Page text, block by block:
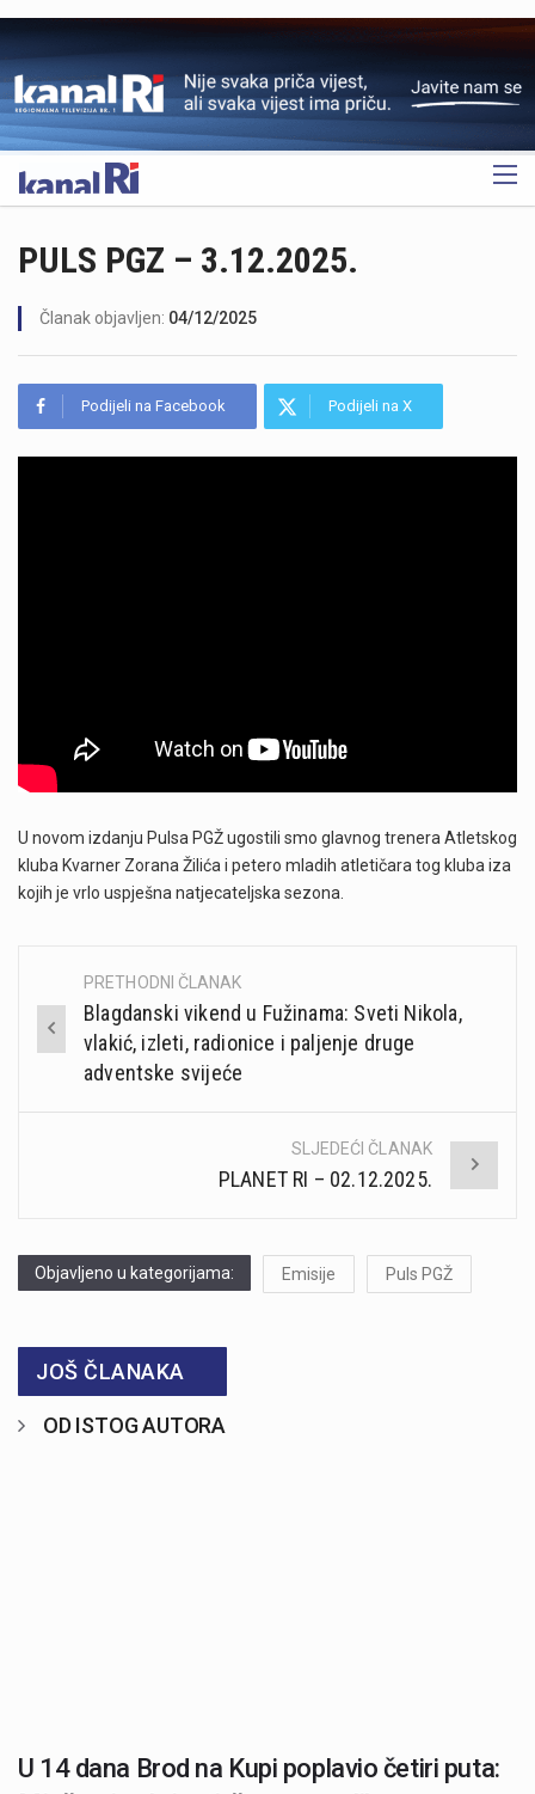
OGLAS
PULS PGZ – 3.12.2025.
Članak objavljen: 04/12/2025
Podijeli na Facebook Podijeli na X
U novom izdanju Pulsa PGŽ ugostili smo glavnog trenera Atletskog
kluba Kvarner Zorana Žilića i petero mladih atletičara tog kluba iza
kojih je vrlo uspješna natjecateljska sezona.
Post
navigation
PRETHODNI ČLANAK
Blagdanski vikend u Fužinama: Sveti Nikola,
vlakić, izleti, radionice i paljenje druge
adventske svijeće
SLJEDEĆI ČLANAK
PLANET RI – 02.12.2025.
Objavljeno u kategorijama: Emisije Puls PGŽ
JOŠ ČLANAKA
OD ISTOG AUTORA
U 14 dana Brod na Kupi poplavio četiri puta: